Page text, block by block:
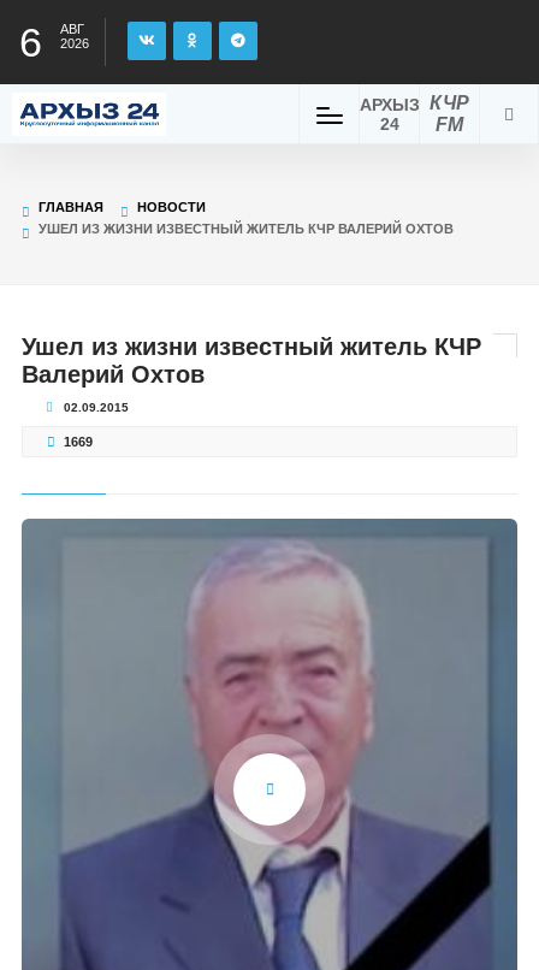
6
АВГ
2026
КЧР
FM
АРХЫЗ
24
ГЛАВНАЯ
НОВОСТИ
УШЕЛ ИЗ ЖИЗНИ ИЗВЕСТНЫЙ ЖИТЕЛЬ КЧР ВАЛЕРИЙ ОХТОВ
Ушел из жизни известный житель КЧР
Валерий Охтов
02.09.2015
1669